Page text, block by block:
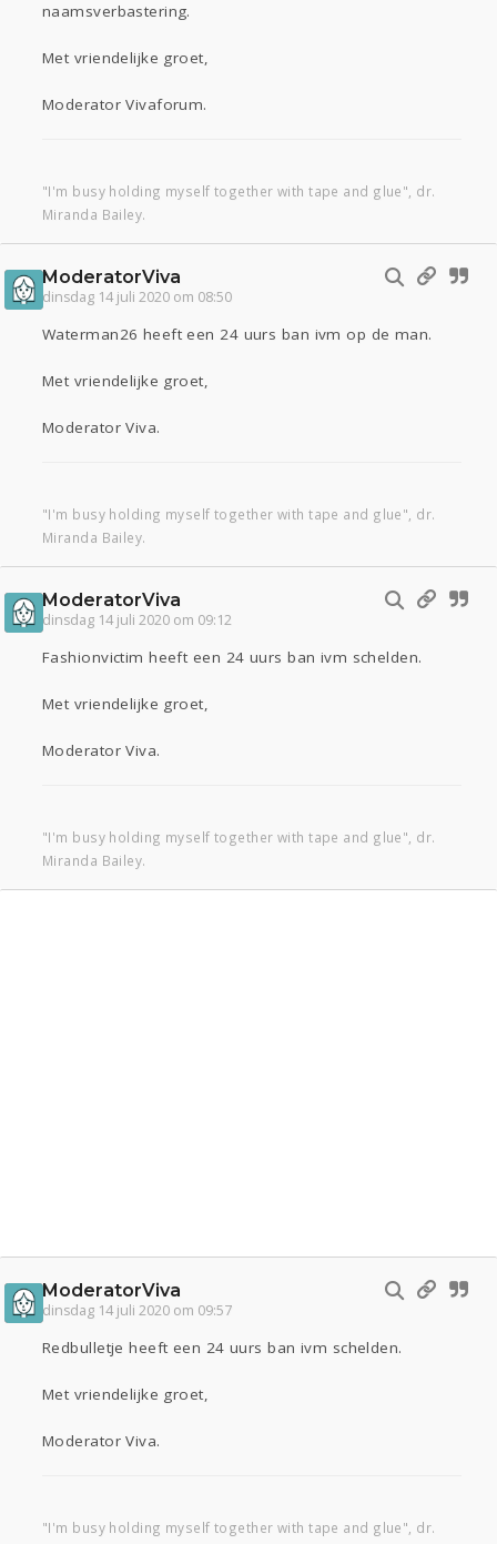
naamsverbastering.
Met vriendelijke groet,
Moderator Vivaforum.
"I'm busy holding myself together with tape and glue", dr.
Miranda Bailey.
ModeratorViva
dinsdag 14 juli 2020 om 08:50
Waterman26 heeft een 24 uurs ban ivm op de man.
Met vriendelijke groet,
Moderator Viva.
"I'm busy holding myself together with tape and glue", dr.
Miranda Bailey.
ModeratorViva
dinsdag 14 juli 2020 om 09:12
Fashionvictim heeft een 24 uurs ban ivm schelden.
Met vriendelijke groet,
Moderator Viva.
"I'm busy holding myself together with tape and glue", dr.
Miranda Bailey.
ModeratorViva
dinsdag 14 juli 2020 om 09:57
Redbulletje heeft een 24 uurs ban ivm schelden.
Met vriendelijke groet,
Moderator Viva.
"I'm busy holding myself together with tape and glue", dr.